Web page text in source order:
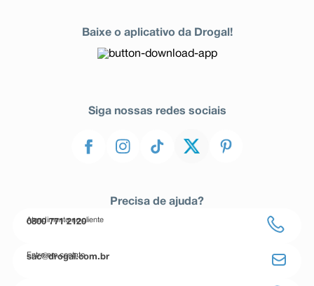
Baixe o aplicativo da Drogal!
Siga nossas redes sociais
Precisa de ajuda?
Atendimento ao cliente
0800 771 2120
Entre em contato
sac@drogal.com.br